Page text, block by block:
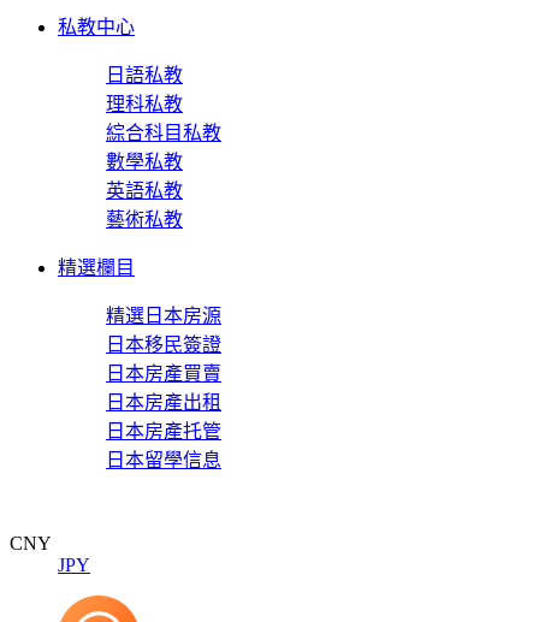
私教中心
日語私教
理科私教
綜合科目私教
數學私教
英語私教
藝術私教
精選欄目
精選日本房源
日本移民簽證
日本房產買賣
日本房產出租
日本房產托管
日本留學信息
CNY
JPY